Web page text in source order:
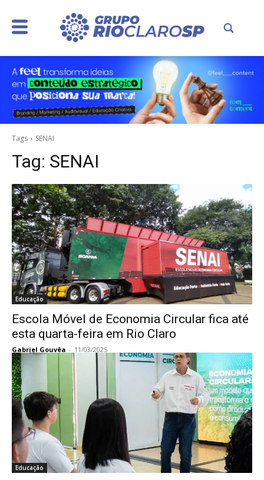
Tags SENAI
Tag: SENAI
Educação
Escola Móvel de Economia Circular fica até
esta quarta-feira em Rio Claro
Gabriel Gouvêa - 11/03/2025
Educação